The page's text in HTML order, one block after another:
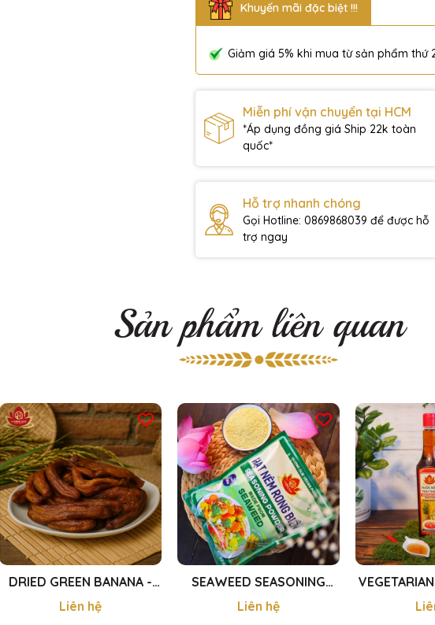
Khuyến mãi đặc biệt !!!
Giảm giá 5% khi mua từ sản phẩm thứ
Miễn phí vận chuyển tại HCM
*Áp dụng đồng giá Ship 22k toàn
quốc*
Hỗ trợ nhanh chóng
Gọi Hotline: 0869868039 để được hỗ
trợ ngay
Sản phẩm liên quan
DRIED GREEN BANANA -
CHUỐI GIÀ HƯƠNG SẤY
DẺO 300g
Liên hệ
SEAWEED SEASONING
POWDER - HẠT NÊM RONG
BIỂN 450g
Liên hệ
FROM
MẮM TRÁI